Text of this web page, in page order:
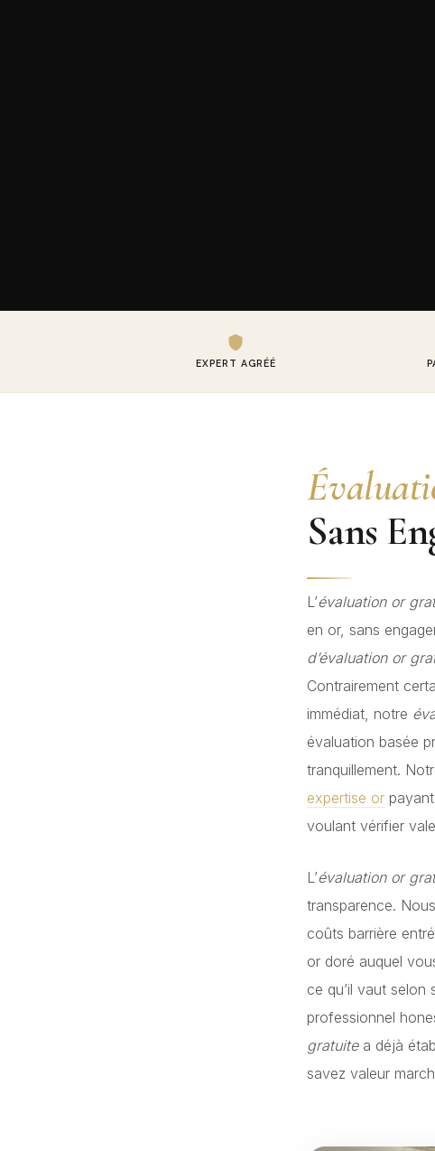
EXPERT AGRÉÉ
Sans
L’évaluation or
en or, sans
d’évaluation or
Contrairement
immédiat, notre
évaluation basée
tranquillement.
expertise or
voulant vérifier
L’évaluation or
transparence.
coûts barrière
or doré auquel
ce qu’il vaut selon
professionnel
gratuitea déjà
savez valeur